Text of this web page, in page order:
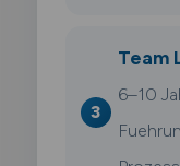
Team
6–10